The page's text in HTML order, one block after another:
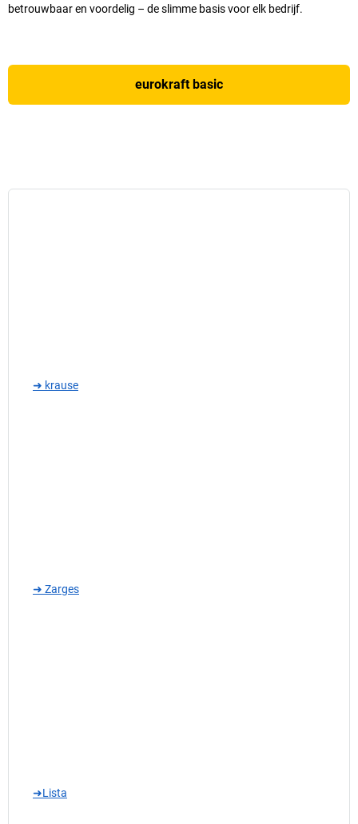
betrouwbaar en voordelig – de slimme basis voor elk bedrijf.
eurokraft basic
➜ krause
➜ Zarges
➜Lista